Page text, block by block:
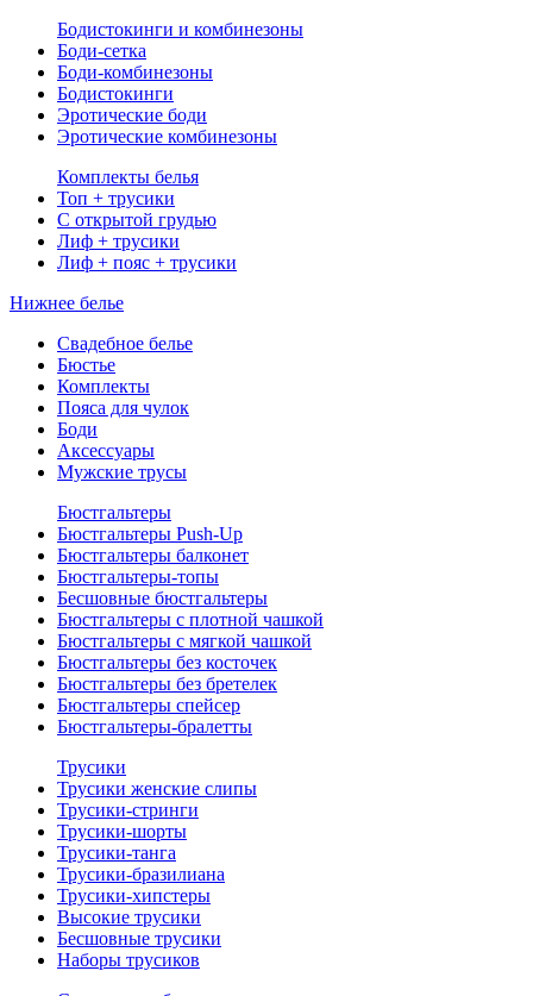
Бодистокинги и комбинезоны
Боди-сетка
Боди-комбинезоны
Бодистокинги
Эротические боди
Эротические комбинезоны
Комплекты белья
Топ + трусики
С открытой грудью
Лиф + трусики
Лиф + пояс + трусики
Нижнее белье
Свадебное белье
Бюстье
Комплекты
Пояса для чулок
Боди
Аксессуары
Мужские трусы
Бюстгальтеры
Бюстгальтеры Push-Up
Бюстгальтеры балконет
Бюстгальтеры-топы
Бесшовные бюстгальтеры
Бюстгальтеры с плотной чашкой
Бюстгальтеры с мягкой чашкой
Бюстгальтеры без косточек
Бюстгальтеры без бретелек
Бюстгальтеры спейсер
Бюстгальтеры-бралетты
Трусики
Трусики женские слипы
Трусики-стринги
Трусики-шорты
Трусики-танга
Трусики-бразилиана
Трусики-хипстеры
Высокие трусики
Бесшовные трусики
Наборы трусиков